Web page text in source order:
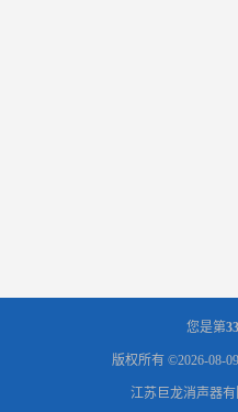
您是第
版权所有 ©2026-08-09
江苏巨龙消声器有